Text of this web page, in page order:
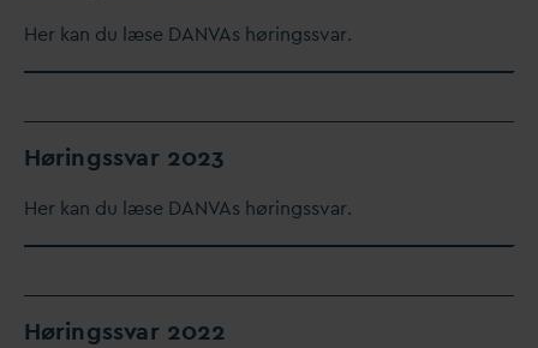
Her kan du læse DANVAs høringssvar.
Høringssvar 2023
Her kan du læse DANVAs høringssvar.
Høringssvar 2022